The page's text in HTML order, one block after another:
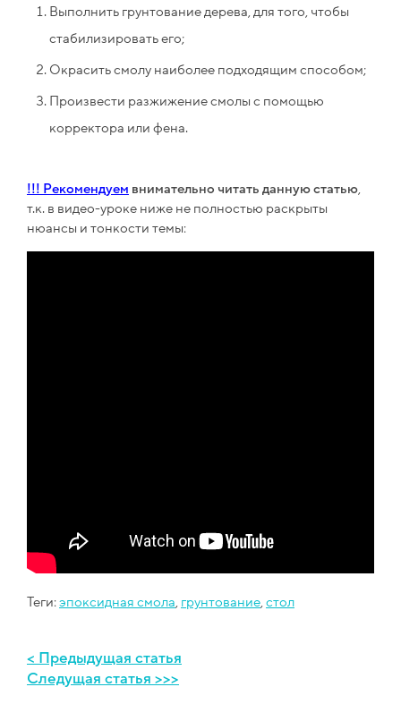
Выполнить грунтование дерева, для того, чтобы
стабилизировать его;
Окрасить смолу наиболее подходящим способом;
Произвести разжижение смолы с помощью
корректора или фена.
!!! Рекомендуем внимательно читать данную статью,
т.к. в видео-уроке ниже не полностью раскрыты
нюансы и тонкости темы:
Теги:эпоксидная смола, грунтование,стол
< Предыдущая статья
Следущая статья >>>